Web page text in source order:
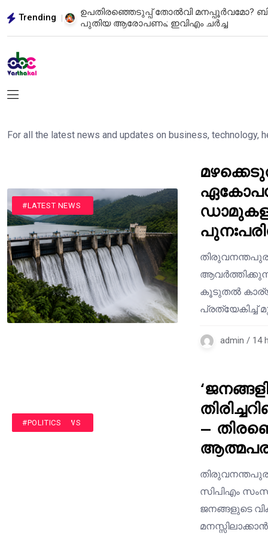
Trending
തുക
ഉപതിരഞ്ഞെടുപ്പ് തോൽവി മനപ്പൂർവമോ?
പുതിയ ആരോപണം; ഇവിഎം ചർച്ച
For all the latest news and updates on business, technology,
#KERALA NEWS
#LATEST NEWS
കൂടുതൽ
പ്രത്യേകിച്ച്
admin / 14
#KERALA NEWS
#LATEST NEWS
#POLITICS
–
സിപിഎം
ജനങ്ങളുടെ
മനസ്സിലാക്കാൻ